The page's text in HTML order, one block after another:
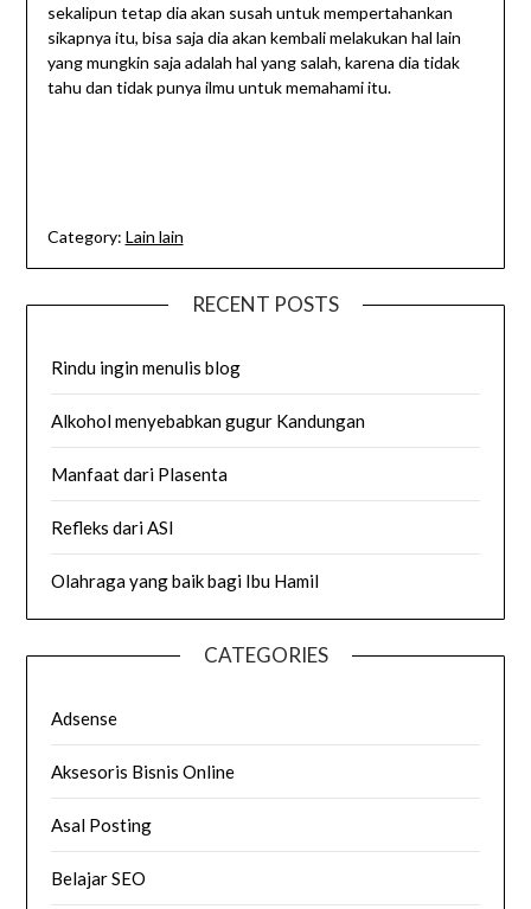
sekalipun tetap dia akan susah untuk mempertahankan
sikapnya itu, bisa saja dia akan kembali melakukan hal lain
yang mungkin saja adalah hal yang salah, karena dia tidak
tahu dan tidak punya ilmu untuk memahami itu.
Category: Lain lain
RECENT POSTS
Rindu ingin menulis blog
Alkohol menyebabkan gugur Kandungan
Manfaat dari Plasenta
Refleks dari ASI
Olahraga yang baik bagi Ibu Hamil
CATEGORIES
Adsense
Aksesoris Bisnis Online
Asal Posting
Belajar SEO